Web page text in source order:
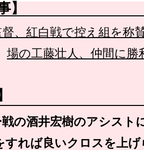
】
、紅白戦で控え組を称
場の工藤壮人、仲間に勝
の酒井宏樹のアシスト
すれば良いクロスを上